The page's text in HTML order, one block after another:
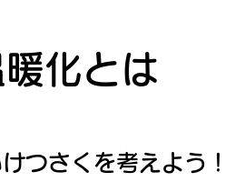
化とは
つさくを考えよう！